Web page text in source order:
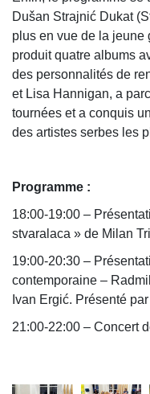
Dušan Strajnić Dukat
plus en vue de la jeune
produit quatre albums
des personnalités de
et Lisa Hannigan, a
tournées et a conquis
des artistes serbes les
Programme :
18:00-19:00 –
stvaralaca » de Milan
19:00-20:30 –
contemporaine –
Ivan Ergić. Présenté
21:00-22:00 – Concert